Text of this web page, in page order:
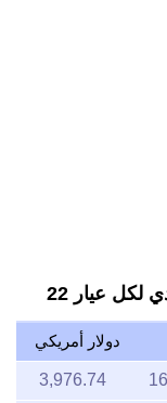
عيار 22
دولار أمريكي
3,976.74